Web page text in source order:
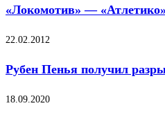
«Локомотив» — «Атлетико»
22.02.2012
Рубен Пенья получил
18.09.2020